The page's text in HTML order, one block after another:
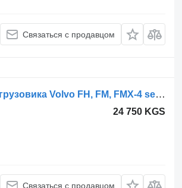
Связаться с продавцом
Главный тормозной кран Knorr-Bremse K027386 для грузовика Volvo FH, FM, FMX-4 series (2013-)
24 750 KGS
Связаться с продавцом